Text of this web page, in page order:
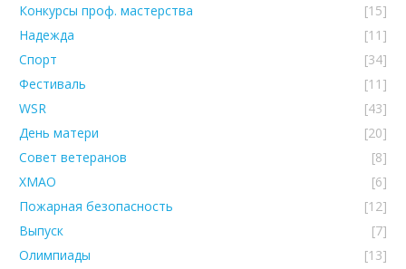
Конкурсы проф. мастерства
[15]
Надежда
[11]
Спорт
[34]
Фестиваль
[11]
WSR
[43]
День матери
[20]
Совет ветеранов
[8]
ХМАО
[6]
Пожарная безопасность
[12]
Выпуск
[7]
Олимпиады
[13]